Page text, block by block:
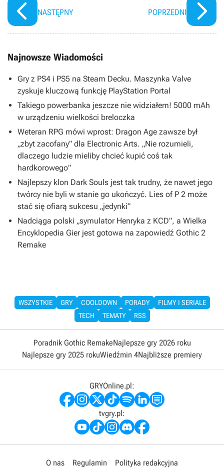
NASTĘPNY POPRZEDNI
Najnowsze Wiadomości
Gry z PS4 i PS5 na Steam Decku. Maszynka Valve
zyskuje kluczową funkcję PlayStation Portal
Takiego powerbanka jeszcze nie widziałem! 5000 mAh
w urządzeniu wielkości breloczka
Weteran RPG mówi wprost: Dragon Age zawsze był
„zbyt zacofany” dla Electronic Arts. „Nie rozumieli,
dlaczego ludzie mieliby chcieć kupić coś tak
hardkorowego”
Najlepszy klon Dark Souls jest tak trudny, że nawet jego
twórcy nie byli w stanie go ukończyć. Lies of P 2 może
stać się ofiarą sukcesu „jedynki”
Nadciąga polski „symulator Henryka z KCD”, a Wielka
Encyklopedia Gier jest gotowa na zapowiedź Gothic 2
Remake
WSZYSTKIE GRY COOLDOWN PORADY
FILMY I SERIALE
TECH
TEMATY RSS
Poradnik Gothic RemakeNajlepsze gry 2026 roku
Najlepsze gry 2025 rokuWiedźmin 4Najbliższe premiery
GRYOnline.pl:
tvgry.pl:
O nas Regulamin Polityka redakcyjna